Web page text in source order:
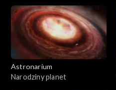
Astronarium
Narodziny planet